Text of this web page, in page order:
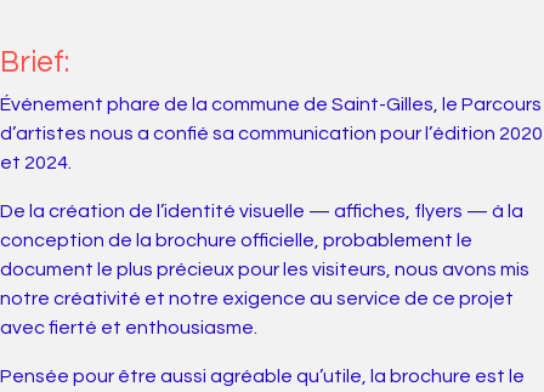
Brief:
Événement phare de la commune de Saint-Gilles, le Parcours
d’artistes nous a confié sa communication pour l’édition 2020
et 2024.
De la création de l’identité visuelle — affiches, flyers — à la
conception de la brochure officielle, probablement le
document le plus précieux pour les visiteurs, nous avons mis
notre créativité et notre exigence au service de ce projet
avec fierté et enthousiasme.
Pensée pour être aussi agréable qu’utile, la brochure est le